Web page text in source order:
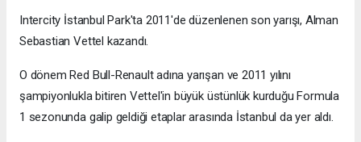
Intercity İstanbul Park'ta 2011'de düzenlenen son yarışı, Alman
Sebastian Vettel kazandı.
O dönem Red Bull-Renault adına yarışan ve 2011 yılını
şampiyonlukla bitiren Vettel'in büyük üstünlük kurduğu Formula
1 sezonunda galip geldiği etaplar arasında İstanbul da yer aldı.